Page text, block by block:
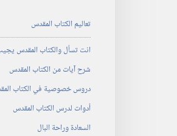
تعاليم الكتاب المقدس
انت تسأل والكتاب المقدس
شرح آيات من الكتاب المقدس
دروس خصوصية في الكتاب
أدوات لدرس الكتاب المقدس
السعادة وراحة البال